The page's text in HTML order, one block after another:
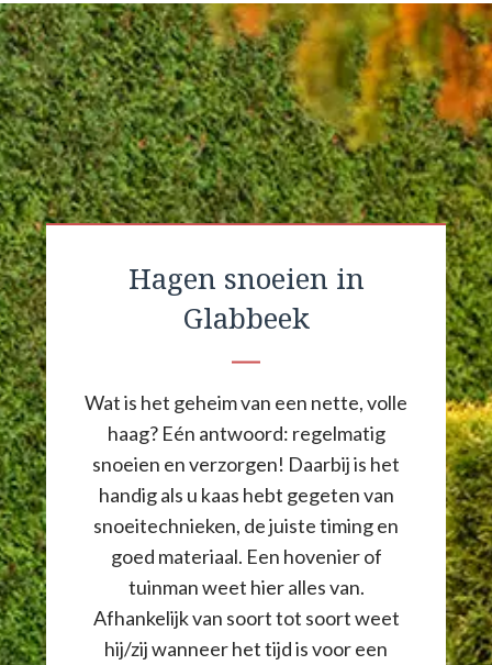
Hagen snoeien in
Glabbeek
Wat is het geheim van een nette, volle
haag? Eén antwoord: regelmatig
snoeien en verzorgen! Daarbij is het
handig als u kaas hebt gegeten van
snoeitechnieken, de juiste timing en
goed materiaal. Een hovenier of
tuinman weet hier alles van.
Afhankelijk van soort tot soort weet
hij/zij wanneer het tijd is voor een